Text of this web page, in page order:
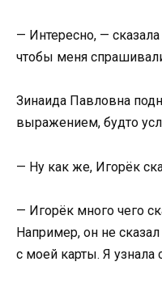
— Интересно, —
чтобы меня
Зинаида Павловна
выражением, будто
— Ну как же, Игорёк
— Игорёк много чего
Например, он не
с моей карты. Я узнала